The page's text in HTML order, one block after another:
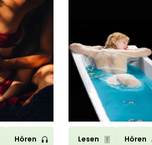
Hören Lesen Hören